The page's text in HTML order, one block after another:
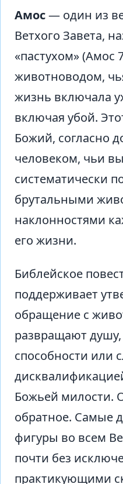
Амос— один из
Ветхого Завета,
«пастухом»
животноводом,
жизнь включала
включая убой.
Божий, согласно
человеком, чьи
систематически
брутальными
наклонностями
его жизни.
Библейское
поддерживает
обращение с
развращают
способности или
Божьей милости.
обратное. Самые
фигуры во всем
почти без
практикующими